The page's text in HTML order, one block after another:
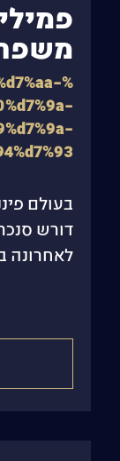
בעולם
דורש
לאחרונה